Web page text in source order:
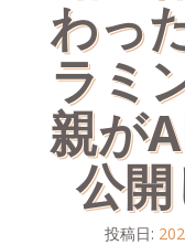
わっ
ラミ
親が
公
投稿日: